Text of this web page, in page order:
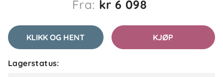
Fra: kr 6 098
KLIKK OG HENT KJØP
Lagerstatus: